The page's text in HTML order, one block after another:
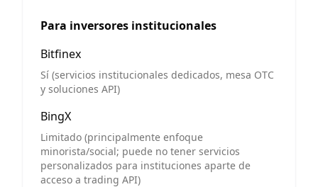
Para inversores institucionales
Bitfinex
Sí (servicios institucionales dedicados, mesa OTC
y soluciones API)
BingX
Limitado (principalmente enfoque
minorista/social; puede no tener servicios
personalizados para instituciones aparte de
acceso a trading API)